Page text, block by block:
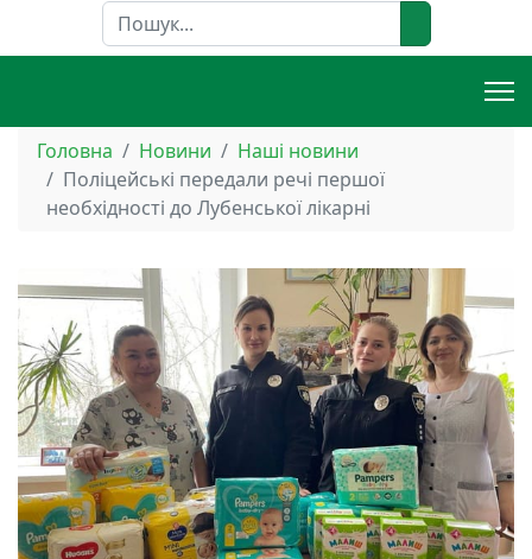
Пошук
Головна Новини
Наші новини
Поліцейські передали речі першої
необхідності до Лубенської лікарні